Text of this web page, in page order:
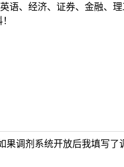
、经济、证券、金融、
调剂系统开放后我填写了